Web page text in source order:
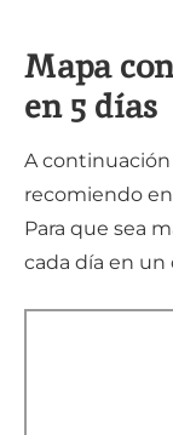
Mapa
en 5 días
A
recomiendo
Para que sea
cada día en un